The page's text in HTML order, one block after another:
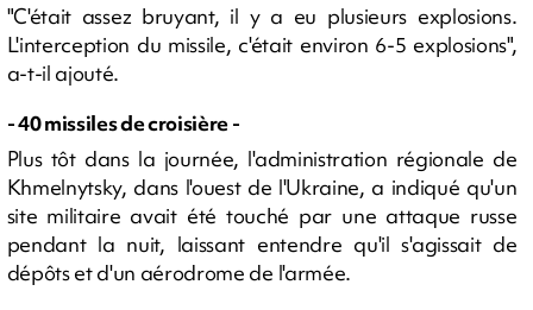
"C'était assez bruyant, il y a eu plusieurs explosions.
L'interception du missile, c'était environ 6-5 explosions",
a-t-il ajouté.
- 40 missiles de croisière -
Plus tôt dans la journée, l'administration régionale de
Khmelnytsky, dans l'ouest de l'Ukraine, a indiqué qu'un
site militaire avait été touché par une attaque russe
pendant la nuit, laissant entendre qu'il s'agissait de
dépôts et d'un aérodrome de l'armée.